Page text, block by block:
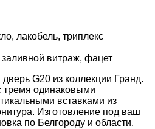
лакобель, триплекс
витраж, фацет
G20 из коллекции Гранд.
тремя одинаковыми
вставками из
Изготовление под ваш
по Белгороду и области.